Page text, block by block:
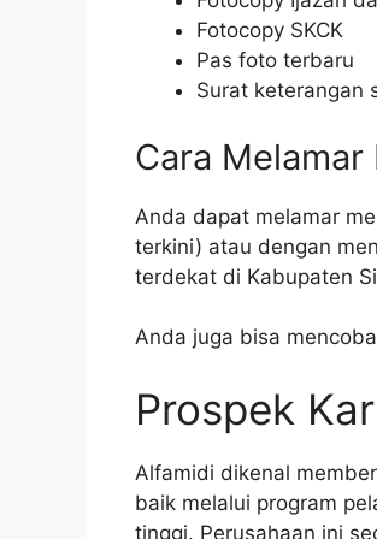
Fotocopy SKCK
Pas foto terbaru
Surat keterangan
Cara Melamar
Anda dapat melamar
terkini) atau dengan
terdekat di Kabupaten
Anda juga bisa
Prospek
Alfamidi dikenal
baik melalui program
tinggi. Perusahaan ini